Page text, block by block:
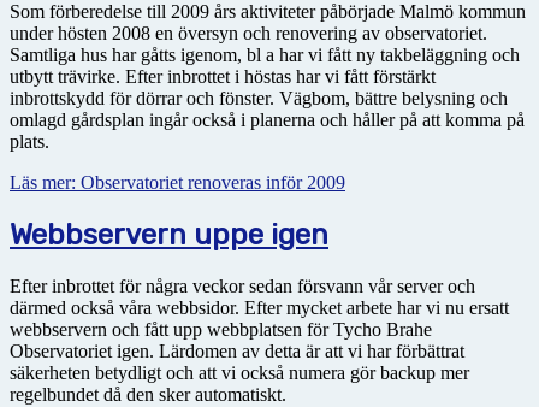
Som förberedelse till 2009 års aktiviteter påbörjade Malmö kommun
under hösten 2008 en översyn och renovering av observatoriet.
Samtliga hus har gåtts igenom, bl a har vi fått ny takbeläggning och
utbytt trävirke. Efter inbrottet i höstas har vi fått förstärkt
inbrottskydd för dörrar och fönster. Vägbom, bättre belysning och
omlagd gårdsplan ingår också i planerna och håller på att komma på
plats.
Läs mer: Observatoriet renoveras inför 2009
Webbservern uppe igen
Efter inbrottet för några veckor sedan försvann vår server och
därmed också våra webbsidor. Efter mycket arbete har vi nu ersatt
webbservern och fått upp webbplatsen för Tycho Brahe
Observatoriet igen. Lärdomen av detta är att vi har förbättrat
säkerheten betydligt och att vi också numera gör backup mer
regelbundet då den sker automatiskt.